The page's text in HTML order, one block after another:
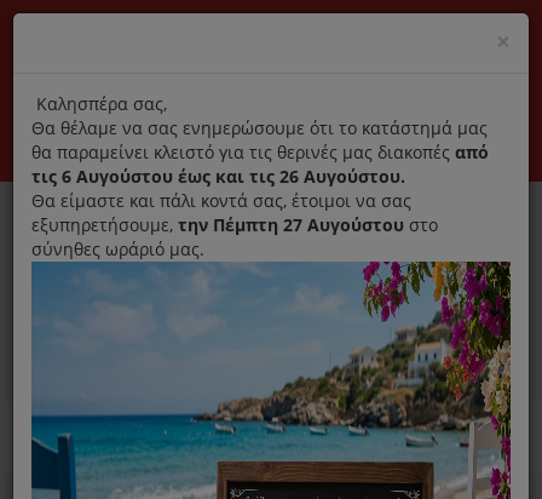
Αποκλειστικά γνήσια ανταλλακτικά
Σύνδεση Εγγραφή Εταιρεία Επικοινωνία
0
Ανταλλακτικά ηλεκτρικών συσκευών MENU
×
title
Καλησπέρα σας,
Θα θέλαμε να σας ενημερώσουμε ότι το κατάστημά μας
θα παραμείνει κλειστό για τις θερινές μας διακοπές από
τις 6 Αυγούστου έως και τις 26 Αυγούστου.
Θα είμαστε και πάλι κοντά σας, έτοιμοι να σας
εξυπηρετήσουμε, την Πέμπτη 27 Αυγούστου στο
σύνηθες ωράριό μας.